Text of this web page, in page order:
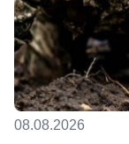
08.08.2026